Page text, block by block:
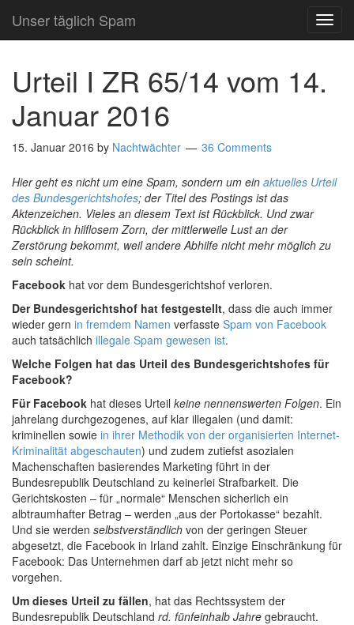
Unser täglich Spam
Urteil I ZR 65/14 vom 14.
Januar 2016
15. Januar 2016 by Nachtwächter 36 Comments
Hier geht es nicht um eine Spam, sondern um ein aktuelles Urteil
des Bundesgerichtshofes; der Titel des Postings ist das
Aktenzeichen. Vieles an diesem Text ist Rückblick. Und zwar
Rückblick in hilflosem Zorn, der mittlerweile Lust an der
Zerstörung bekommt, weil andere Abhilfe nicht mehr möglich zu
sein scheint.
Facebook hat vor dem Bundesgerichtshof verloren.
Der Bundesgerichtshof hat festgestellt, dass die auch immer
wieder gern in fremdem Namen verfasste Spam von Facebook
auch tatsächlich illegale Spam gewesen ist.
Welche Folgen hat das Urteil des Bundesgerichtshofes für
Facebook?
Für Facebook hat dieses Urteil keine nennenswerten Folgen. Ein
jahrelang durchgezogenes, auf klar illegalen (und damit:
kriminellen sowie in ihrer Methodik von der organisierten Internet-
Kriminalität abgeschauten) und zudem zutiefst asozialen
Machenschaften basierendes Marketing führt in der
Bundesrepublik Deutschland zu keinerlei Strafbarkeit. Die
Gerichtskosten – für „normale“ Menschen sicherlich ein
albtraumhafter Betrag – werden „aus der Portokasse“ bezahlt.
Und sie werden selbstverständlich von der geringen Steuer
abgesetzt, die Facebook in Irland zahlt. Einzige Einschränkung für
Facebook: Das Unternehmen darf ab jetzt nicht mehr so
vorgehen.
Um dieses Urteil zu fällen, hat das Rechtssystem der
Bundesrepublik Deutschland rd. fünfeinhalb Jahre gebraucht.